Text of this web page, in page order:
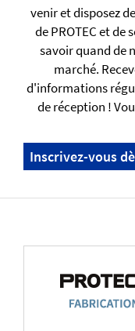
venir et disposez
de PROTEC et de
savoir quand de
marché.
d'informations
de réception !
Inscrivez-vous